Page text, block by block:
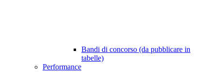
Bandi di concorso (da pubblicare in
tabelle)
Performance